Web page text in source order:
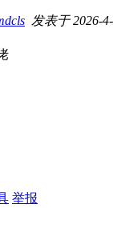
发表于 2026-
举报